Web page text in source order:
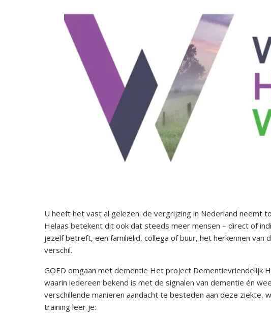
U heeft het vast al gelezen: de vergrijzing in Nederland neemt
Helaas betekent dit ook dat steeds meer mensen – direct of
jezelf betreft, een familielid, collega of buur, het herkennen
verschil.
GOED omgaan met dementie Het project Dementievriendelijk
waarin iedereen bekend is met de signalen van dementie én
verschillende manieren aandacht te besteden aan deze ziekte,
training leer je: